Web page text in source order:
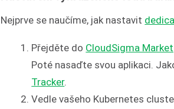
Nejprve se naučíme, jak nastavit
Přejděte do CloudSigma
Poté nasaďte svou aplikaci.
Tracker.
Vedle vašeho Kubernetes